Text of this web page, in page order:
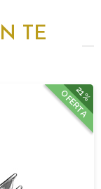
TE
21%
OFERTA